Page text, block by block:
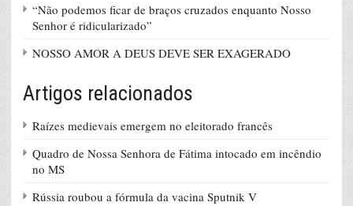
“Não podemos ficar de braços cruzados enquanto Nosso
Senhor é ridicularizado”
NOSSO AMOR A DEUS DEVE SER EXAGERADO
Artigos relacionados
Raízes medievais emergem no eleitorado francês
Quadro de Nossa Senhora de Fátima intocado em incêndio
no MS
Rússia roubou a fórmula da vacina Sputnik V